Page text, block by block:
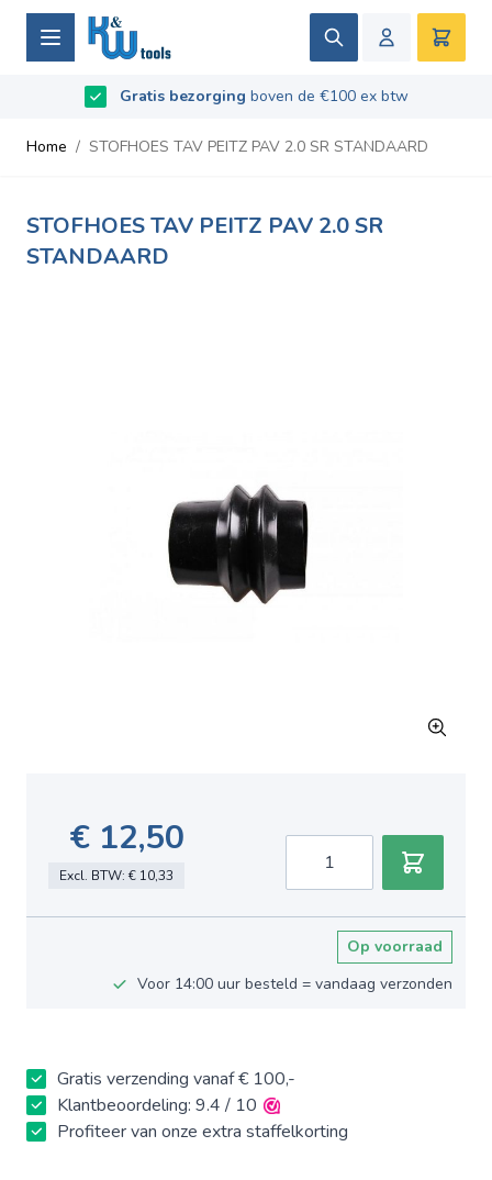
Ga naar de inhoud
Zoek
Gratis bezorging boven de €100 ex btw
Beoordeeld met9.5/10- Gebaseerd op 669 recensies
Home / STOFHOES TAV PEITZ PAV 2.0 SR STANDAARD
STOFHOES TAV PEITZ PAV 2.0 SR
STANDAARD
€ 12,50
Excl. BTW: € 10,33
Op voorraad
Voor 14:00 uur besteld = vandaag verzonden
Gratis verzending vanaf € 100,-
Klantbeoordeling: 9.4 / 10
Profiteer van onze extra staffelkorting